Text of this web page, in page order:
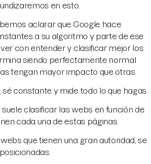
en esto.
aclarar que Google hace
a su algoritmo y parte de ese
con entender y clasificar mejor los
siendo perfectamente normal
tengan mayor impacto que otras.
constante y mide todo lo que hagas.
suele clasificar las webs en función de
cada una de estas páginas.
que tienen una gran autoridad, se